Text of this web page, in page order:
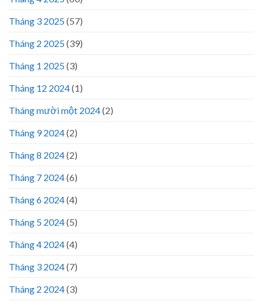
Tháng 3 2025(57)
Tháng 2 2025(39)
Tháng 1 2025(3)
Tháng 12 2024(1)
Tháng mười một 2024(2)
Tháng 9 2024(2)
Tháng 8 2024(2)
Tháng 7 2024(6)
Tháng 6 2024(4)
Tháng 5 2024(5)
Tháng 4 2024(4)
Tháng 3 2024(7)
Tháng 2 2024(3)